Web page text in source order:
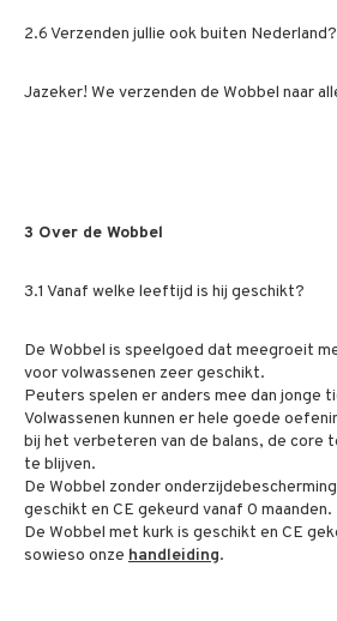
2.6 Verzenden jullie ook buiten Nederland?
Jazeker! We verzenden de Wobbel naar
3 Over de Wobbel
3.1 Vanaf welke leeftijd is hij geschikt?
De Wobbel is speelgoed dat meegroeit
voor volwassenen zeer geschikt.
Peuters spelen er anders mee dan jonge
Volwassenen kunnen er hele goede
bij het verbeteren van de balans, de core
te blijven.
De Wobbel zonder
geschikt en CE gekeurd vanaf 0 maanden.
De Wobbel met kurk is geschikt en CE
sowieso onze handleiding.